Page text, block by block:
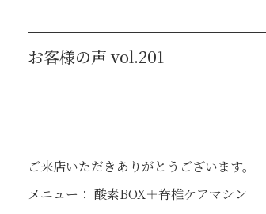
お客様の声 vol.201
ご来店いただきありがとうございます。
メニュー： 酸素BOX＋脊椎ケアマシン